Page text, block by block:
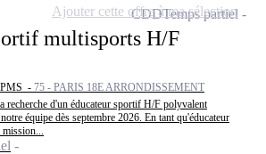
multisports H/F
- 75 - PARIS 18E ARRONDISSEMENT
recherche d'un éducateur sportif H/F polyvalent
équipe dès septembre 2026. En tant qu'éducateur
CDDTemps partiel
Ajouter cette offre à ma sélection